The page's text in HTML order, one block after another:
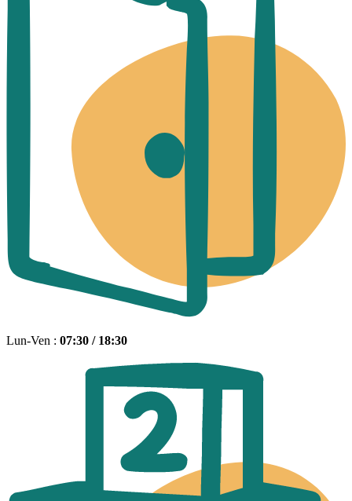
Lun-Ven : 07:30 / 18:30